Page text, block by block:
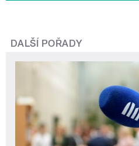
DALŠÍ POŘADY